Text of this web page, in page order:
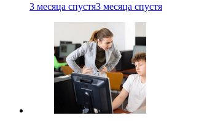
3 месяца спустя3 месяца спустя